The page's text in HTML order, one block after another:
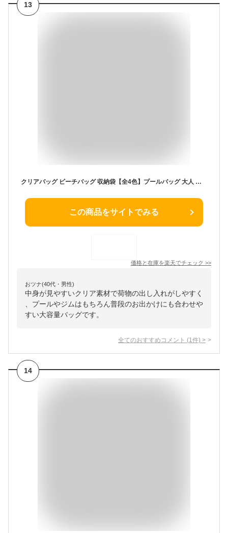
13
クリアバッグ ビーチバッグ 収納袋【全4色】プールバッグ 大人 クリア トートバッグ 透明 ハンドバッグ クラッチバッグ メッシュバッグ 大容量 大きい マチ アウトドア スポーツ 肩がけバッグ 海 イベント バッグ 鞄 プレゼント レディース 温泉
この商品をサイトでみる
価格と在庫を楽天でチェック >>
おツナ(40代・男性)
中身が見やすいクリア素材で荷物の出し入れがしやすく
、プールやジムはもちろん普段のお出かけにも合わせや
すい大容量バッグです。
全てのおすすめコメント (1 件) >
14